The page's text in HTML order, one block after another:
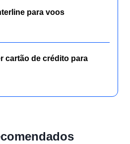
para voos
cartão de crédito para